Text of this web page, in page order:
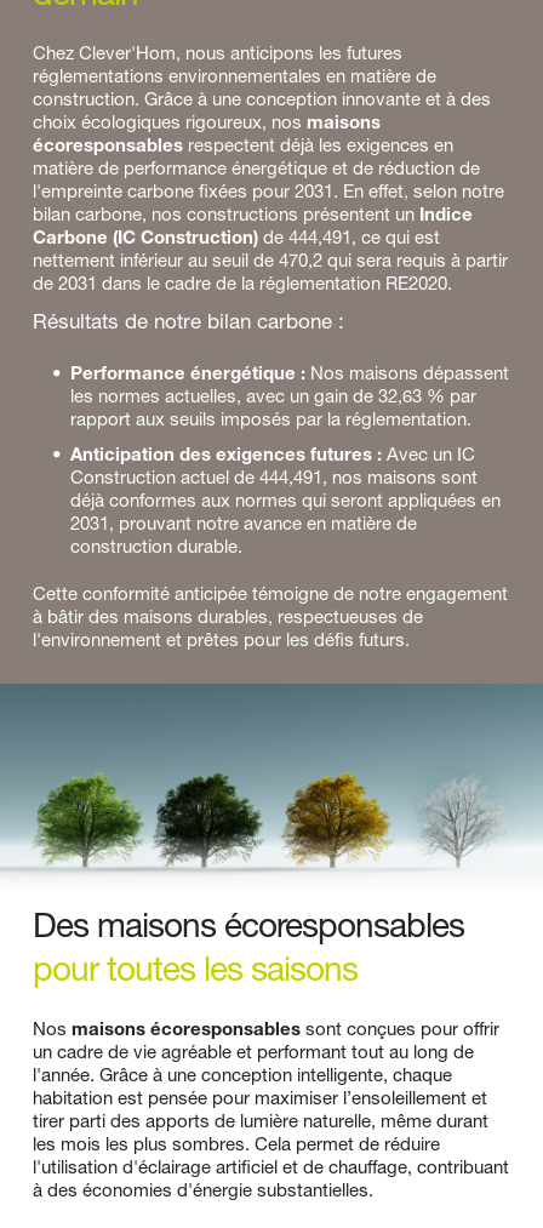
Chez Clever'Hom, nous anticipons les futures
réglementations environnementales en matière de
construction. Grâce à une conception innovante et à des
choix écologiques rigoureux, nos maisons
écoresponsables respectent déjà les exigences en
matière de performance énergétique et de réduction de
l'empreinte carbone fixées pour 2031. En effet, selon notre
bilan carbone, nos constructions présentent un Indice
Carbone (IC Construction) de 444,491, ce qui est
nettement inférieur au seuil de 470,2 qui sera requis à partir
de 2031 dans le cadre de la réglementation RE2020.
Résultats de notre bilan carbone :
Performance énergétique : Nos maisons dépassent
les normes actuelles, avec un gain de 32,63 % par
rapport aux seuils imposés par la réglementation.
Anticipation des exigences futures : Avec un IC
Construction actuel de 444,491, nos maisons sont
déjà conformes aux normes qui seront appliquées en
2031, prouvant notre avance en matière de
construction durable.
Cette conformité anticipée témoigne de notre engagement
à bâtir des maisons durables, respectueuses de
l'environnement et prêtes pour les défis futurs.
Des maisons écoresponsables
pour toutes les saisons
Nos maisons écoresponsables sont conçues pour offrir
un cadre de vie agréable et performant tout au long de
l'année. Grâce à une conception intelligente, chaque
habitation est pensée pour maximiser l’ensoleillement et
tirer parti des apports de lumière naturelle, même durant
les mois les plus sombres. Cela permet de réduire
l'utilisation d'éclairage artificiel et de chauffage, contribuant
à des économies d'énergie substantielles.